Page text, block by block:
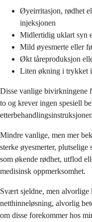
Øyeirritasjon, rødhet
injeksjonen
Midlertidig uklart syn
Mild øyesmerte eller
Økt tåreproduksjon
Liten økning i trykket
Disse vanlige bivirkningene
to og krever ingen spesiell
etterbehandlingsinstruksjoner.
Mindre vanlige, men mer
sterke øyesmerter,
som økende rødhet, utflod
medisinsk oppmerksomhet.
Svært sjeldne, men
netthinneløsning, alvorlig
om disse forekommer hos